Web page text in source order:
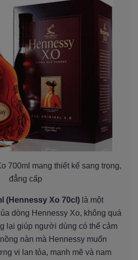
700ml mang thiết kế sang trọng,
đẳng cấp
(Hennessy Xo 70cl) là một
dòng Hennessy Xo, không quá
lại giúp người dùng có thể cảm
nàn mà Hennessy muốn
vị lan tỏa, mạnh mẽ và nam